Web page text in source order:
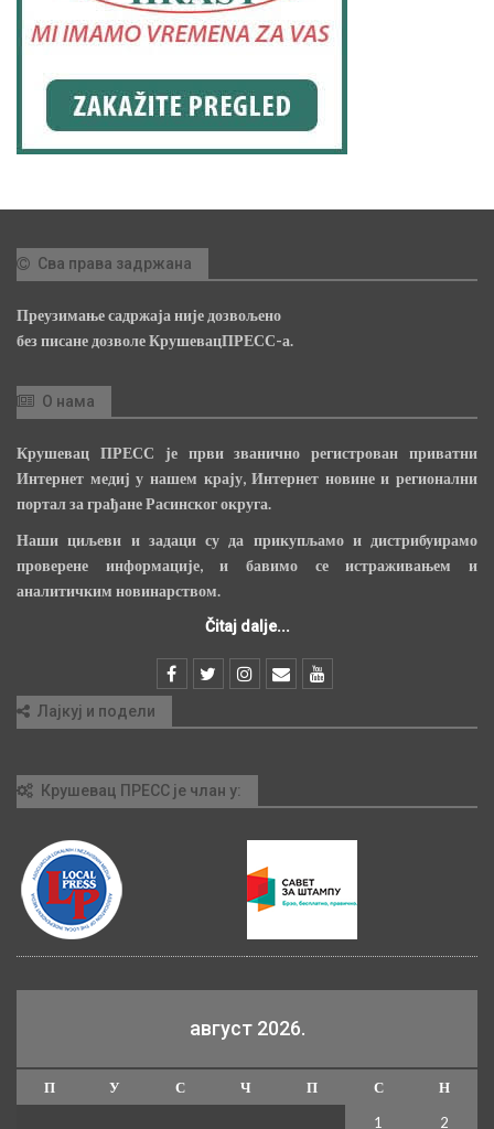
Сва права задржана
Преузимање садржаја није дозвољено
без писане дозволе КрушевацПРЕСС-а.
О нама
Крушевац ПРЕСС је први званично регистрован приватни
Интернет медиј у нашем крају, Интернет новине и регионални
портал за грађане Расинског округа.
Наши циљеви и задаци су да прикупљамо и дистрибуирамо
проверене информације, и бавимо се истраживањем и
аналитичким новинарством.
Čitaj dalje...
Лајкуј и подели
Крушевац ПРЕСС је члан у:
август 2026.
П У С Ч П С
Н
1
2